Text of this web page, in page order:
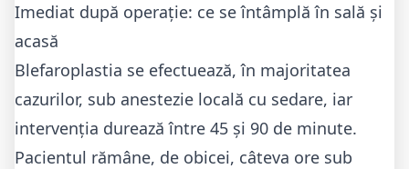
Imediat după operație: ce se întâmplă în sală și
acasă
Blefaroplastia se efectuează, în majoritatea
cazurilor, sub anestezie locală cu sedare, iar
intervenția durează între 45 și 90 de minute.
Pacientul rămâne, de obicei, câteva ore sub